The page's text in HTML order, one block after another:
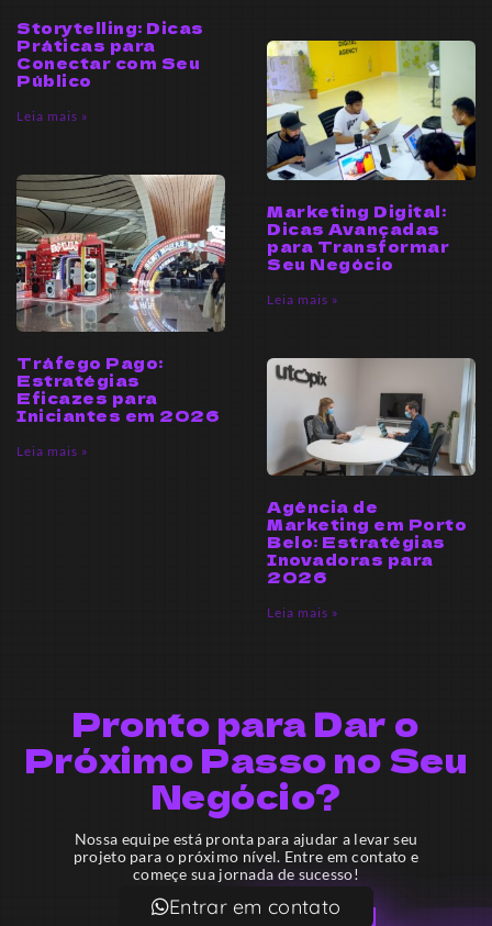
Storytelling: Dicas
Práticas para
Conectar com Seu
Público
Leia mais »
Marketing Digital:
Dicas Avançadas
para Transformar
Seu Negócio
Leia mais »
Tráfego Pago:
Estratégias
Eficazes para
Iniciantes em 2026
Leia mais »
Agência de
Marketing em Porto
Belo: Estratégias
Inovadoras para
2026
Leia mais »
Pronto para Dar o
Próximo Passo no Seu
Negócio?
Nossa equipe está pronta para ajudar a levar seu
projeto para o próximo nível. Entre em contato e
começe sua jornada de sucesso!
Entrar em contato